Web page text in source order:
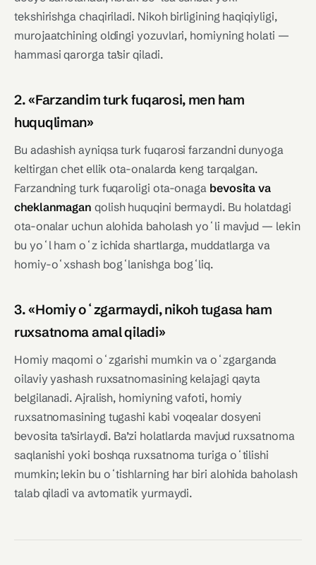
tekshirishga chaqiriladi. Nikoh birligining haqiqiyligi,
murojaatchining oldingi yozuvlari, homiyning holati —
hammasi qarorga ta’sir qiladi.
2. «Farzandim turk fuqarosi, men ham
huquqliman»
Bu adashish ayniqsa turk fuqarosi farzandni dunyoga
keltirgan chet ellik ota-onalarda keng tarqalgan.
Farzandning turk fuqaroligi ota-onaga bevosita va
cheklanmagan qolish huquqini bermaydi. Bu holatdagi
ota-onalar uchun alohida baholash yoʻli mavjud — lekin
bu yoʻl ham oʻz ichida shartlarga, muddatlarga va
homiy-oʻxshash bogʻlanishga bogʻliq.
3. «Homiy oʻzgarmaydi, nikoh tugasa ham
ruxsatnoma amal qiladi»
Homiy maqomi oʻzgarishi mumkin va oʻzgarganda
oilaviy yashash ruxsatnomasining kelajagi qayta
belgilanadi. Ajralish, homiyning vafoti, homiy
ruxsatnomasining tugashi kabi voqealar dosyeni
bevosita ta’sirlaydi. Ba’zi holatlarda mavjud ruxsatnoma
saqlanishi yoki boshqa ruxsatnoma turiga oʻtilishi
mumkin; lekin bu oʻtishlarning har biri alohida baholash
talab qiladi va avtomatik yurmaydi.